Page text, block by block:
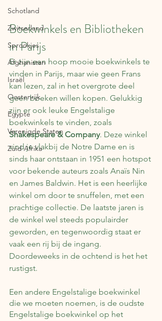
Schotland
Zwitserland
Sprookjes
Afghanistan
Israël
Oostenrijk
Egypte
Verenigde Staten
Zuid Afrika
Boekwinkels en Bibliotheken
in Parijs
Er zijn een hoop mooie boekwinkels te
vinden in Parijs, maar wie geen Frans
kan lezen, zal in het overgrote deel
geen boeken willen kopen. Gelukkig
zijn er ook leuke Engelstalige
boekwinkels te vinden, zoals
Shakespeare & Company. Deze winkel
vind je vlakbij de Notre Dame en is
sinds haar ontstaan in 1951 een hotspot
voor bekende auteurs zoals Anaïs Nin
en James Baldwin. Het is een heerlijke
winkel om door te snuffelen, met een
prachtige collectie. De laatste jaren is
de winkel wel steeds populairder
geworden, en tegenwoordig staat er
vaak een rij bij de ingang.
Doordeweeks in de ochtend is het het
rustigst.
Een andere Engelstalige boekwinkel
die we moeten noemen, is de oudste
Engelstalige boekwinkel op het